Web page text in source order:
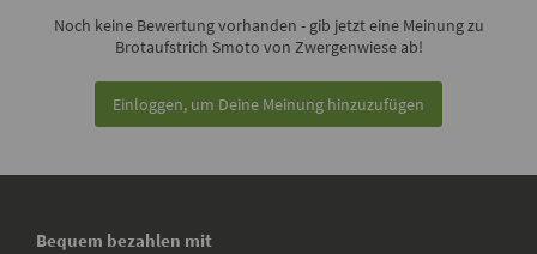
Noch keine Bewertung vorhanden - gib jetzt eine Meinung zu
Brotaufstrich Smoto von Zwergenwiese ab!
Einloggen, um Deine Meinung hinzuzufügen
Bequem bezahlen mit